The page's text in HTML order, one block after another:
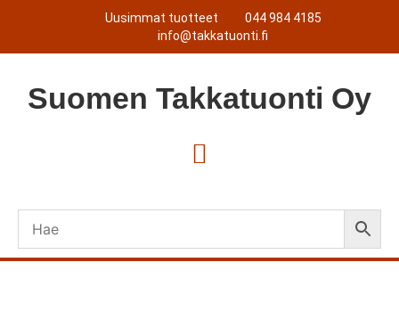
Uusimmat tuotteet
044 984 4185
info@takkatuonti.fi
Suomen Takkatuonti Oy